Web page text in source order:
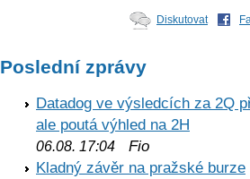
Diskutovat
Poslední zprávy
Datadog ve výsledcích za 2Q
ale poutá výhled na 2H
06.08. 17:04 Fio
Kladný závěr na pražské burze